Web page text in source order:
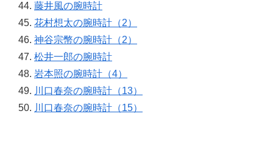
藤井風の腕時計
花村想太の腕時計（2）
神谷宗幣の腕時計（2）
松井一郎の腕時計
岩本照の腕時計（4）
川口春奈の腕時計（13）
川口春奈の腕時計（15）